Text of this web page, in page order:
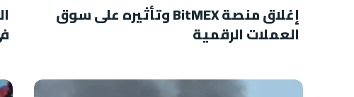
إغلاق منصة BitMEX وتأثيره على سوق
العملات الرقمية